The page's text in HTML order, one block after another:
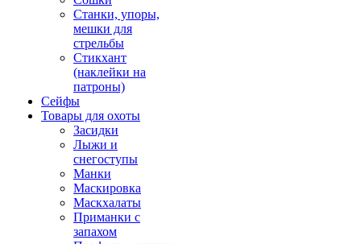
Станки, упоры,
мешки для
стрельбы
Стикхант
(наклейки на
патроны)
Сейфы
Товары для охоты
Засидки
Лыжи и
снегоступы
Манки
Маскировка
Маскхалаты
Приманки с
запахом